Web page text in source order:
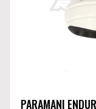
PARAMANI